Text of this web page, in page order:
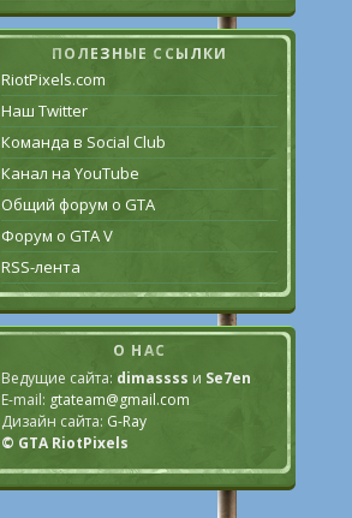
ПОЛЕЗНЫЕ ССЫЛКИ
RiotPixels.com
Наш Twitter
Команда в Social Club
Канал на YouTube
Общий форум о GTA
Форум о GTA V
RSS-лента
О НАС
Ведущие сайта: dimassss и Se7en
E-mail: gtateam@gmail.com
Дизайн сайта: G-Ray
© GTA RiotPixels